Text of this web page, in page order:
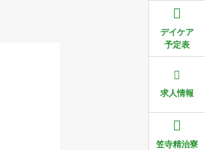
デイケア
予定表
求人情報
笠寺精治寮